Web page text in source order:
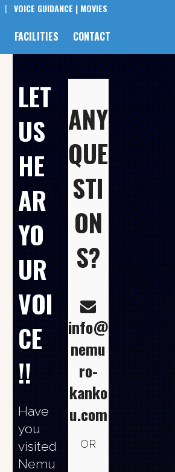
VOICE GUIDANCE | MOVIES
FACILITIES CONTACT
最近
のコ
メン
ト
アー
LET
US
HE
AR
YO
UR
VOI
CE
!!
Have
you
visited
Nemu
ANY
QUE
STI
ON
S?
info@
nemu
ro-
kanko
u.com
OR